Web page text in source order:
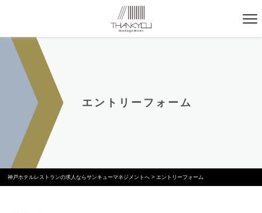
エントリーフォーム
神戸ホテルレストランの求人ならサンキューマネジメントへ > エントリーフォーム